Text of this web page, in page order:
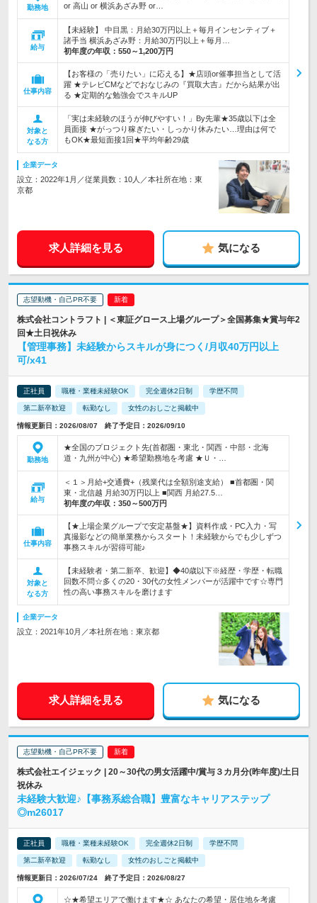
勤務地
or 高山 or 横浜あざみ野 or…
給与
【未経験】 中目黒：月給30万円以上＋毎月インセンティブ＋
諸手当 横浜あざみ野：月給30万円以上＋毎月…
初年度の年収： 550～1,200万円
仕事内容
【お客様の「売りたい」に応える】★店頭or催事担当として活
躍 ★テレビCMなどでおなじみの『買取大吉』だから結果が出
る ★定期的な勉強会でスキルUP
対象と
なる方
「実は未経験のほうが伸びやすい！」By先輩★35歳以下は全
員面接 ★がっつり稼ぎたい・しっかり休みたい…理由は何で
もOK★最短面接1回★平均年齢29歳
企業データ
設立：2022年1月／従業員数：10人／本社所在地：東
京都
求人詳細を見る 気になる
志望動機・自己PR不要
株式会社コントラフト | ＜東証グロース上場グループ＞全国募集★賞与年2
回★土日祝休み
【管理事務】未経験からスキルが身につく/月収40万円以上
可/x41
正社員 職種・業種未経験OK 完全週休2日制 学歴不問
第二新卒歓迎 転勤なし 女性のおしごと掲載中
情報更新日：2026/08/07 終了予定日：2026/09/10
勤務地
★全国のプロジェクト先(首都圏・東北・関西・中部・北海
道・九州が中心) ★希望勤務地を考慮 ★Ｕ・…
給与
＜１＞月給+交通費+（残業代は全額別途支給） ■首都圏・関
東・北信越 月給30万円以上 ■関西 月給27.5…
初年度の年収： 350～500万円
仕事内容
【★上場企業グループで安定基盤★】資料作成・PC入力・写
真撮影などの簡単業務からスタート！未経験からでも少しずつ
事務スキルが習得可能♪
対象と
なる方
【未経験者・第二新卒、歓迎】◆40歳以下※経歴・学歴・転職
回数不問☆多くの20・30代の女性メンバーが活躍中です☆専門
性の高い事務スキルを磨けます
企業データ
設立：2021年10月／本社所在地：東京都
求人詳細を見る 気になる
志望動機・自己PR不要
株式会社エイジェック | 20～30代の男女活躍中/賞与３カ月分(昨年度)/土日
祝休み
未経験大歓迎♪【事務系総合職】豊富なキャリアステップ
◎m26017
正社員 職種・業種未経験OK 完全週休2日制 学歴不問
第二新卒歓迎 転勤なし 女性のおしごと掲載中
情報更新日：2026/07/24 終了予定日：2026/08/27
☆★希望エリアで働けます★☆ あなたの希望・居住地を考慮